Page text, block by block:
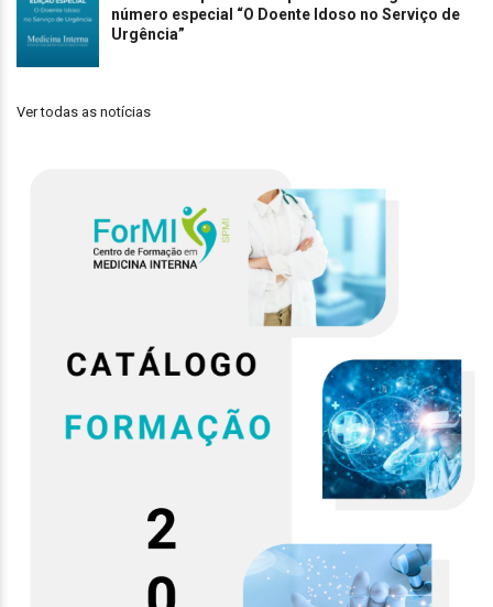
número especial “O Doente Idoso no Serviço de
Urgência”
Ver todas as notícias